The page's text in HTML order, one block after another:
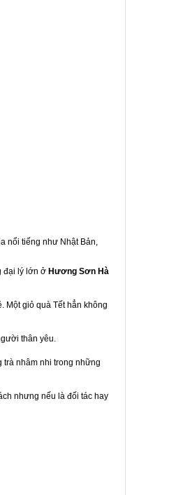
nổi tiếng như Nhật Bản,
đại lý lớn ở Hương Sơn Hà
Một giỏ quà Tết hẳn không
thân yêu.
trà nhâm nhi trong những
nhưng nếu là đối tác hay